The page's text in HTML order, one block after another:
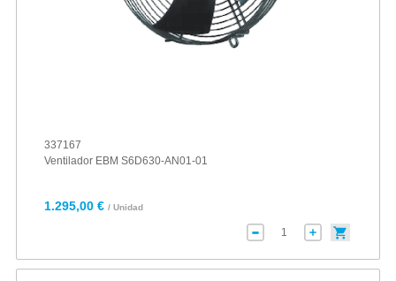
337167
Ventilador EBM S6D630-AN01-01
1.295,00 € / Unidad